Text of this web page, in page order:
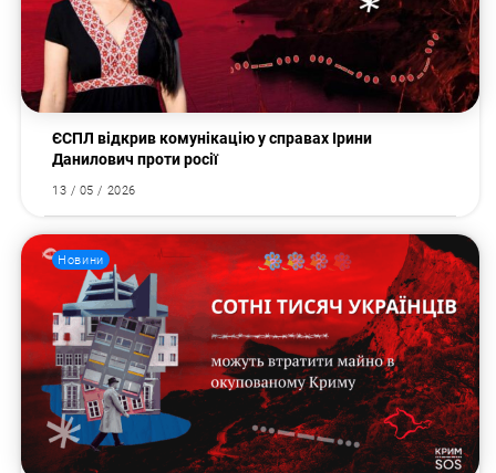
ЄСПЛ відкрив комунікацію у справах Ірини
Данилович проти росії
13 / 05 / 2026
Новини